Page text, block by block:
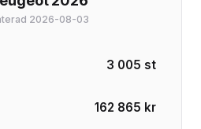
2026-08-03
3 005 st
162 865 kr